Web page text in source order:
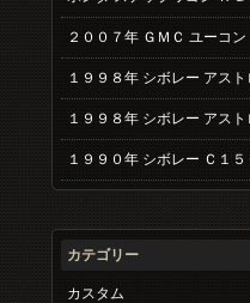
２００７年 ＧＭＣ ユーコン
１９９８年 シボレー アス
１９９８年 シボレー アス
１９９０年 シボレー Ｃ１
カテゴリー
カスタム